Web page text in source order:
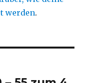
werden.